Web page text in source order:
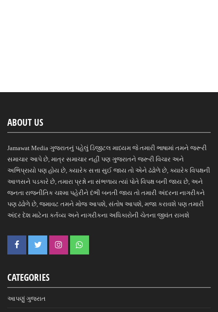
ABOUT US
Jamawat Media ગુજરાતનું પહેલું ડિજીટલ માધ્યમ જે તમારી ભાષામાં તમને જરૂરી
સમાચાર આપે છે, માત્ર સમાચાર નહીં પણ ગુજરાતને જરૂરી વિચાર અને
અભિપ્રાયો પણ હોય છે, ક્યારેક સત્તા સુઈ જાય તો એને ઢંઢોળે છે, ક્યારેક વિપક્ષની
આળસને પડકારે છે, તમારા પ્રશ્નો ના સંભળાય ત્યાં પોતે વિપક્ષ બની જાય છે, અને
જનતા રાજનીતિક ચશ્મા પહેરીને દંભી બનતી જાય તો તમારી અંદરના નાગરીકને
પણ ઢંઢોળે છે, જમાવટ તમને મોજ આપશે, સંતોષ આપશે, મજા કરાવશે પણ તમારી
અંદર દેશ માટેના કર્તવ્ય અને નાગરીકના અધિકારોની ચેતના જીવંત રાખશે
CATEGORIES
આપણું ગુજરાત